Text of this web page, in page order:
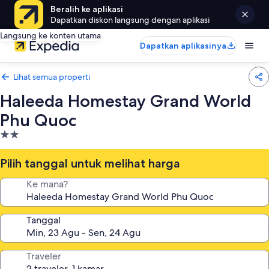
Beralih ke aplikasi
Dapatkan diskon langsung dengan aplikasi
Langsung ke konten utama
Dapatkan aplikasinya
Lihat semua properti
Haleeda Homestay Grand World
Phu Quoc
Properti
bintang
2.0
Pilih tanggal untuk melihat harga
Ke mana?
Tanggal
Traveler